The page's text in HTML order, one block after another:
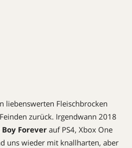
liebenswerten Fleischbrocken
zurück. Irgendwann 2018
Forever auf PS4, Xbox One
uns wieder mit knallharten, aber